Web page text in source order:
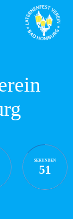
SEKUNDEN
50